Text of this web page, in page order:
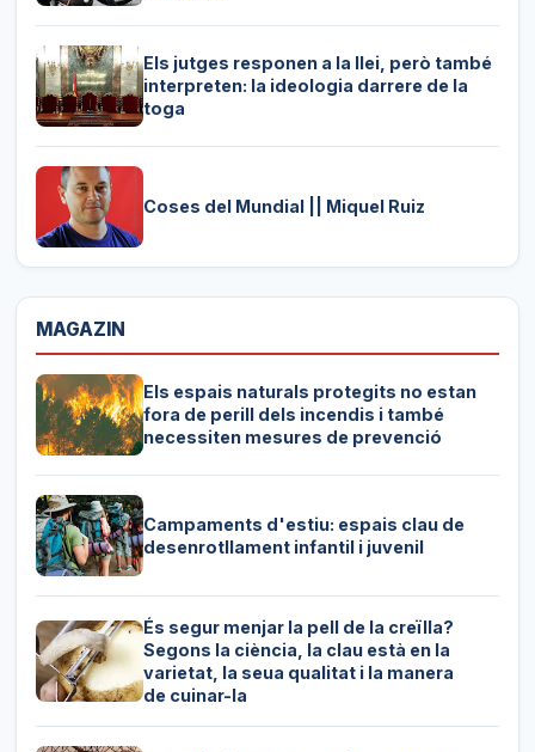
Els jutges responen a la llei, però també
interpreten: la ideologia darrere de la
toga
Coses del Mundial || Miquel Ruiz
MAGAZIN
Els espais naturals protegits no estan
fora de perill dels incendis i també
necessiten mesures de prevenció
Campaments d'estiu: espais clau de
desenrotllament infantil i juvenil
És segur menjar la pell de la creïlla?
Segons la ciència, la clau està en la
varietat, la seua qualitat i la manera
de cuinar-la